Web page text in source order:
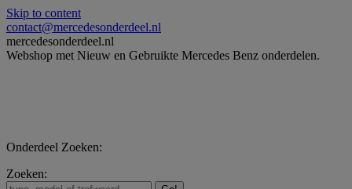
Skip to content
contact@mercedesonderdeel.nl
mercedesonderdeel.nl
Webshop met Nieuw en Gebruikte Mercedes Benz onderdelen.
Onderdeel Zoeken:
Zoeken: